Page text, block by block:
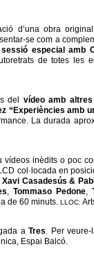
d’una obra
se com a
sessió especial amb
de totes les
del vídeo amb
“Experiències amb
La durada
vídeos inèdits o poc
col·locada en
Xavi Casadesús &
, Tommaso Pedone,
de 60 minuts. LLOC:
aTres. Per
Espai Balcó.